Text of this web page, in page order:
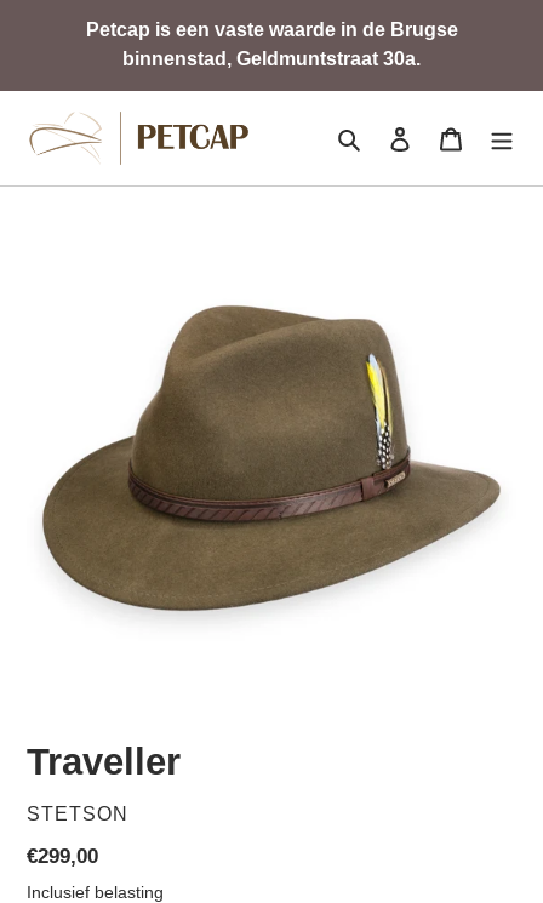
content
Petcap is een vaste waarde in de Brugse
binnenstad, Geldmuntstraat 30a.
Zoeken Aanmelden
Traveller
VERKOPER
STETSON
Normale
prijs
€299,00
Inclusief belasting